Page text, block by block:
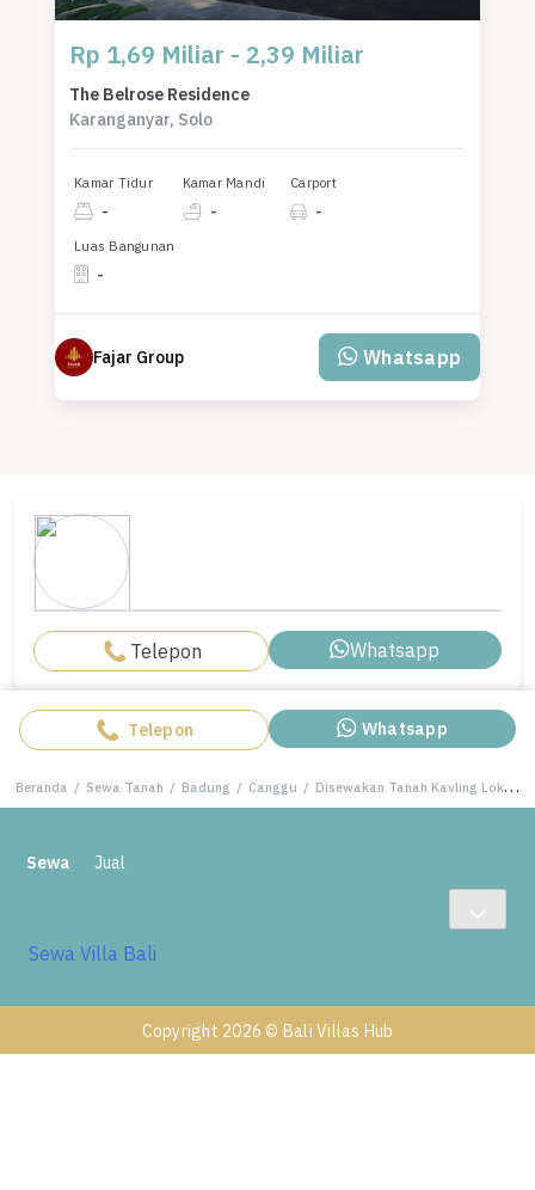
Rp 1,69 Miliar - 2,39 Miliar
The Belrose Residence
Karanganyar, Solo
Kamar Tidur
-
Kamar Mandi
-
Carport
-
Luas Bangunan
-
Fajar Group Whatsapp
Telepon Whatsapp
Telepon Whatsapp
Beranda / Sewa Tanah / Badung / Canggu / Disewakan Tanah Kavling Lokasi Canggu-padang Linjong 2 Are-5 Are.
Sewa Jual
Sewa Villa Bali
Copyright 2026 © Bali Villas Hub